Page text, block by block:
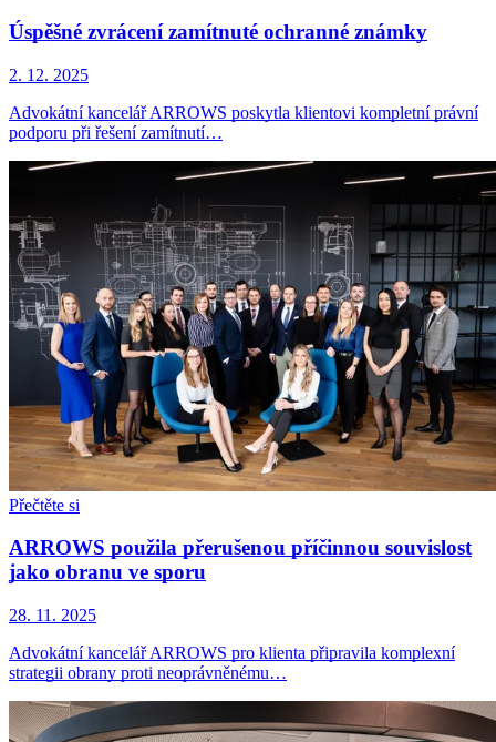
Úspěšné zvrácení zamítnuté ochranné známky
2. 12. 2025
Advokátní kancelář ARROWS poskytla klientovi kompletní právní
podporu při řešení zamítnutí…
Přečtěte si
ARROWS použila přerušenou příčinnou souvislost
jako obranu ve sporu
28. 11. 2025
Advokátní kancelář ARROWS pro klienta připravila komplexní
strategii obrany proti neoprávněnému…